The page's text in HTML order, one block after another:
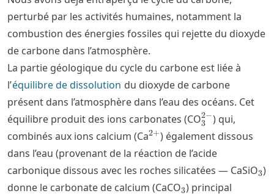
perturbé par les activités humaines, notamment la
combustion des énergies fossiles qui rejette du dioxyde
de carbone dans l’atmosphère.
La partie géologique du cycle du carbone est liée à
l’équilibre de dissolution du dioxyde de carbone
présent dans l’atmosphère dans l’eau des océans. Cet
équilibre produit des ions carbonates (CO_3^{2-}
3
2−) qui,
combinés aux ions calcium (Ca^{2+}
2+) également dissous
dans l’eau (provenant de la réaction de l’acide
carbonique dissous avec les roches silicatées — CaSiO_3
3)
donne le carbonate de calcium (CaCO_3
3) principal